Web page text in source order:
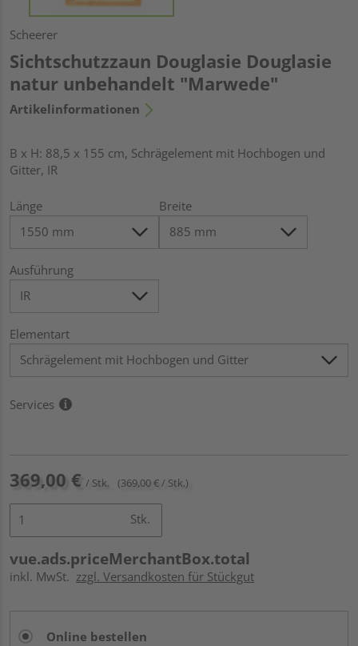
Scheerer
Sichtschutzzaun Douglasie Douglasie
natur unbehandelt "Marwede"
Artikelinformationen
B x H: 88,5 x 155 cm, Schrägelement mit Hochbogen und
Gitter, IR
Länge Breite
Ausführung
Elementart
Services
369,00 € / Stk. (369,00 € / Stk.)
Stk.
vue.ads.priceMerchantBox.total
inkl. MwSt. zzgl. Versandkosten für Stückgut
Online bestellen